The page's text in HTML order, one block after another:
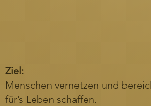
Ziel:
Menschen vernetzen und
für’s Leben schaffen.